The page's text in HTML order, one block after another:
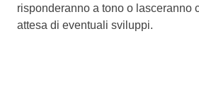
risponderanno a tono o lasceranno
attesa di eventuali sviluppi.